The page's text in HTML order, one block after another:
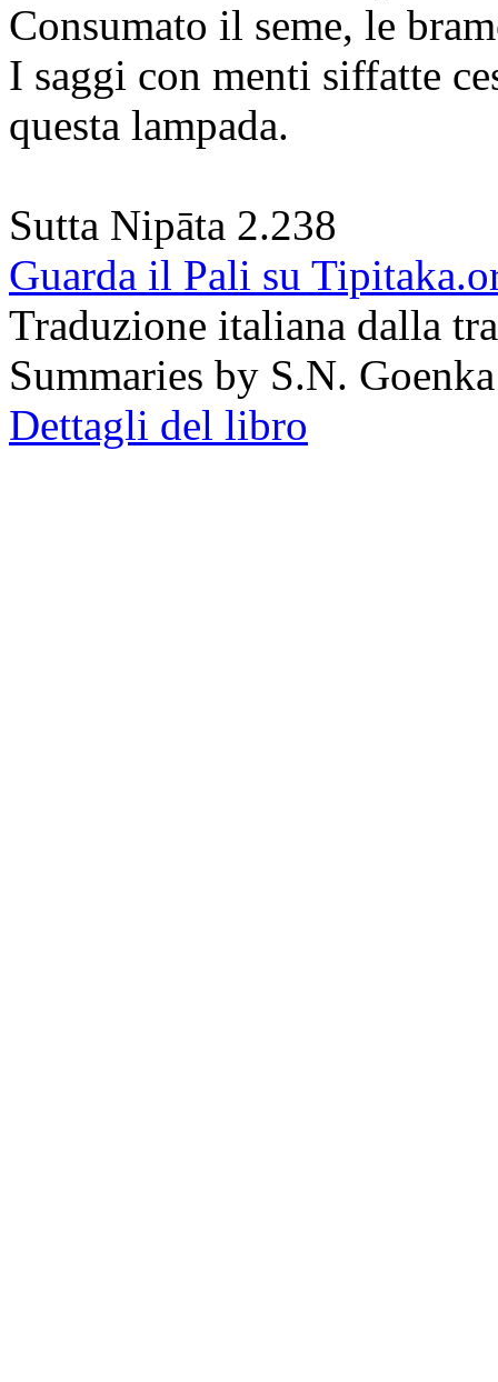
Consumato il seme, le
I saggi con menti siffatte
questa lampada.
Sutta Nipāta 2.238
Guarda il Pali su
Traduzione italiana dalla
Summaries by S.N. Goenka
Dettagli del libro